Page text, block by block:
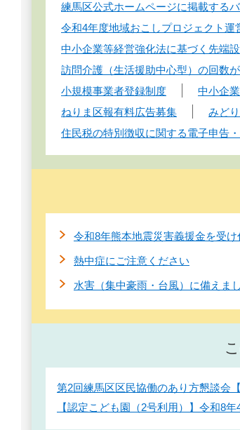
練馬区公式ホームページに掲載する
令和4年度地域おこしプロジェクト
中小企業等経営強化法に基づく先端
訪問介護（生活援助中心型）の回数
小規模事業者登録制度
中小企
ねりま区報有料広告募集
みど
住民税の特別徴収に関する電子申告
令和8年熊本地震災害義援金を受け
熱中症にご注意ください
水害（集中豪雨・台風）に備えま
第2回練馬区区民協働のあり方懇談会
【認定こども園（2号利用）】令和8